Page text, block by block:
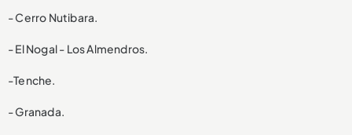
- Cerro Nutibara.
- El Nogal - Los Almendros.
-Tenche.
- Granada.